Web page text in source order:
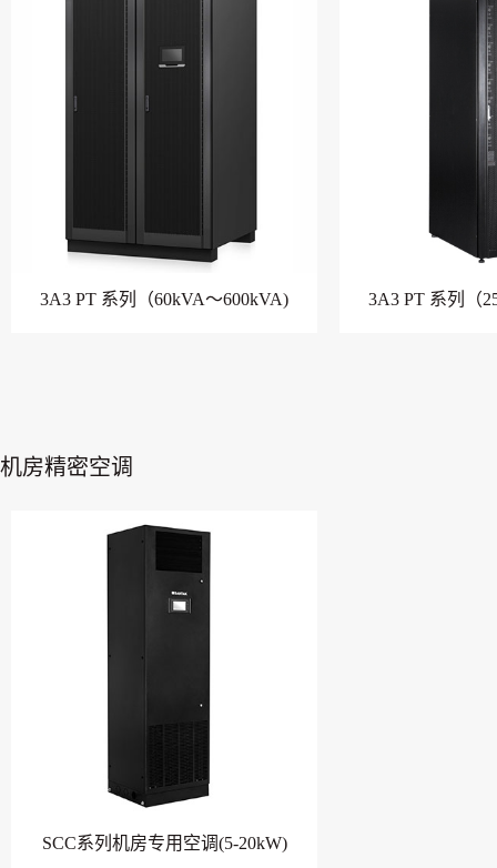
3A3 PT 系列（60kVA～600kVA) 3A3 PT 系列（
机房精密空调
SCC系列机房专用空调(5-20kW)